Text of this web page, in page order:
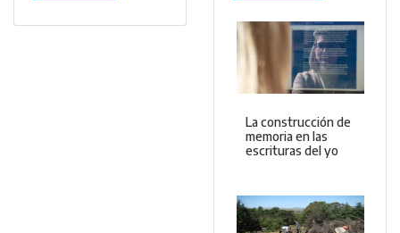
La construcción de
memoria en las
escrituras del yo